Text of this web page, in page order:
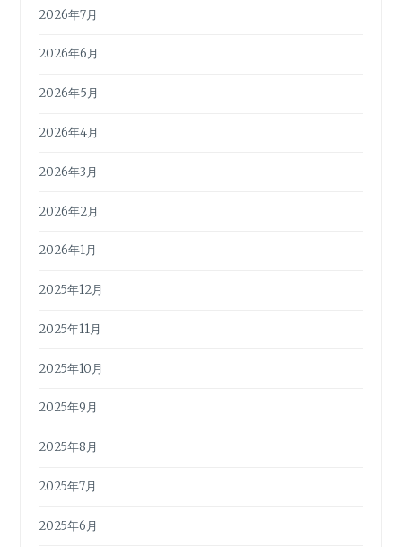
2026年7月
2026年6月
2026年5月
2026年4月
2026年3月
2026年2月
2026年1月
2025年12月
2025年11月
2025年10月
2025年9月
2025年8月
2025年7月
2025年6月